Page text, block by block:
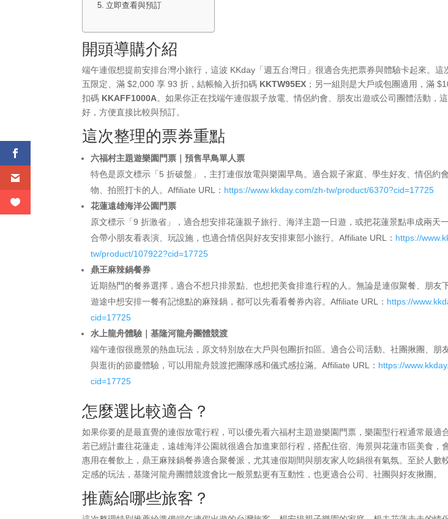
立即查看與預訂
開頭導購介紹
端午連假想提前安排台灣小旅行，這波 KKday「週五台灣日」很適合先把票券與體驗卡起來。這
五限定、滿 $2,000 享 93 折，結帳輸入折扣碼 KKTW95EX ；另一組則是大戶或包團適用，滿
扣碼 KKAFF1000A。如果你正在找端午連假親子放電、情侶約會、朋友出遊或公司團體活動，
好，方便直接比較與預訂。
這次整理的票券重點
六福村主題遊樂園門票｜預售早鳥單人票
特色是原文標示「5 折破盤」，主打連假放電與樂園早鳥。適合親子家庭、學生好友、情侶約
物、拍照打卡的人。Affiliate URL： https://www.kkday.com/zh-tw/product/6370?cid=17725
花蓮遠雄海洋公園門票
原文標示「9 折激省」，適合想安排花蓮親子旅行、海洋主題一日遊，或把花蓮景點串成兩天
合帶小朋友看表演、玩設施，也適合情侶與好友安排東部小旅行。Affiliate URL： https://
tw/product/107922?cid=17725
鼎王麻辣鍋餐券
近期熱門的餐券選擇，適合不想只排景點、也想把美食排進行程的人。無論是連假聚餐、朋友
遊途中想安排一餐有記憶點的麻辣鍋，都可以先看看餐券內容。Affiliate URL： https://
cid=17725
水上龍舟體驗｜基隆河龍舟團體競渡
端午連假很應景的熱血玩法，原文特別放在大戶與包團折扣區。適合公司活動、社團揪團、朋
與逛街的節慶體驗，可以用龍舟競渡把團隊感和儀式感拉滿。Affiliate URL： https://
cid=17725
怎麼選比較適合？
如果你要的是最直覺的連假放電行程，可以優先看六福村主題遊樂園門票，樂園型行程通常最適
若已經計畫往花蓮走，遠雄海洋公園就很適合加進東部行程，搭配住宿、海景與花蓮市區美食，
惠用在餐飲上，鼎王麻辣鍋餐券適合聚餐派，尤其連假期間與朋友家人吃鍋很有氣氛。至於人數
定感的玩法，基隆河龍舟團體競渡會比一般景點更有互動性，也更適合公司、社團與好友揪團。
推薦給哪些旅客？